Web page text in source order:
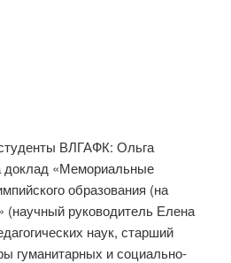
ВЛГАФК: Ольга
доклад «Мемориальные
образования (на
(научный руководитель Елена
наук, старший
гуманитарных и социально-